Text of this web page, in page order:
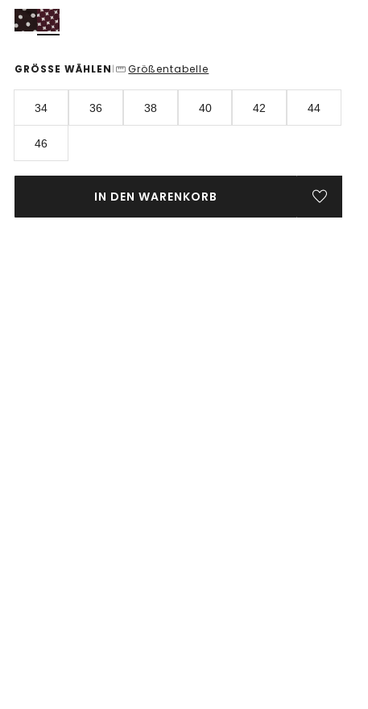
GRÖSSE WÄHLEN | Größentabelle
34 36 38 40 42 44
46
IN DEN WARENKORB